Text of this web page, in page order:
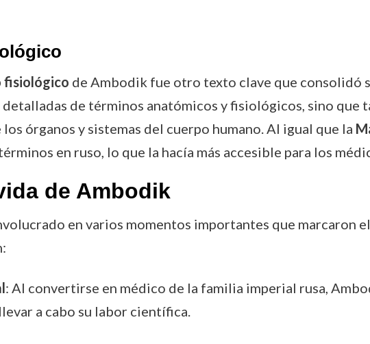
fisiológico de Ambodik fue otro texto clave que consolidó
de términos anatómicos y fisiológicos, sino que
órganos y sistemas del cuerpo humano. Al igual que la
en ruso, lo que la hacía más accesible para los
de Ambodik
en varios momentos importantes que marcaron
: Al convertirse en médico de la familia imperial rusa,
a cabo su labor científica.